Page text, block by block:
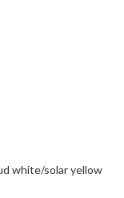
white/solar yellow